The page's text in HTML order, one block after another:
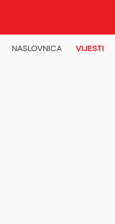
NASLOVNICA VIJESTI